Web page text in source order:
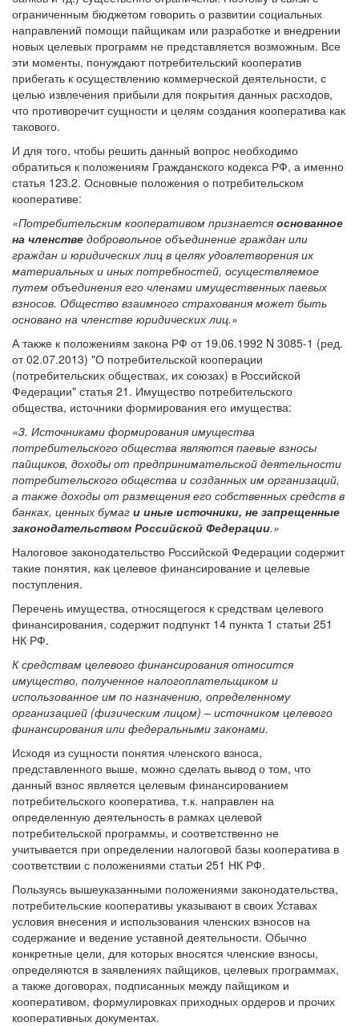
ограниченным бюджетом говорить о развитии социальных
направлений помощи пайщикам или разработке и внедрении
новых целевых программ не представляется возможным. Все
эти моменты, понуждают потребительский кооператив
прибегать к осуществлению коммерческой деятельности, с
целью извлечения прибыли для покрытия данных расходов,
что противоречит сущности и целям создания кооператива как
такового.
И для того, чтобы решить данный вопрос необходимо
обратиться к положениям Гражданского кодекса РФ, а именно
статья 123.2. Основные положения о потребительском
кооперативе:
«Потребительским кооперативом признается основанное
на членстве добровольное объединение граждан или
граждан и юридических лиц в целях удовлетворения их
материальных и иных потребностей, осуществляемое
путем объединения его членами имущественных паевых
взносов. Общество взаимного страхования может быть
основано на членстве юридических лиц.»
А также к положениям закона РФ от 19.06.1992 N 3085-1 (ред.
от 02.07.2013) "О потребительской кооперации
(потребительских обществах, их союзах) в Российской
Федерации" статья 21. Имущество потребительского
общества, источники формирования его имущества:
«3. Источниками формирования имущества
потребительского общества являются паевые взносы
пайщиков, доходы от предпринимательской деятельности
потребительского общества и созданных им организаций,
а также доходы от размещения его собственных средств в
банках, ценных бумаг и иные источники, не запрещенные
законодательством Российской Федерации.»
Налоговое законодательство Российской Федерации содержит
такие понятия, как целевое финансирование и целевые
поступления.
Перечень имущества, относящегося к средствам целевого
финансирования, содержит подпункт 14 пункта 1 статьи 251
НК РФ.
К средствам целевого финансирования относится
имущество, полученное налогоплательщиком и
использованное им по назначению, определенному
организацией (физическим лицом) – источником целевого
финансирования или федеральными законами.
Исходя из сущности понятия членского взноса,
представленного выше, можно сделать вывод о том, что
данный взнос является целевым финансированием
потребительского кооператива, т.к. направлен на
определенную деятельность в рамках целевой
потребительской программы, и соответственно не
учитывается при определении налоговой базы кооператива в
соответствии с положениями статьи 251 НК РФ.
Пользуясь вышеуказанными положениями законодательства,
потребительские кооперативы указывают в своих Уставах
условия внесения и использования членских взносов на
содержание и ведение уставной деятельности. Обычно
конкретные цели, для которых вносятся членские взносы,
определяются в заявлениях пайщиков, целевых программах,
а также договорах, подписанных между пайщиком и
кооперативом, формулировках приходных ордеров и прочих
кооперативных документах.